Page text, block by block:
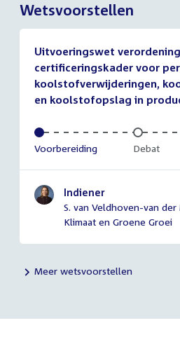
Wetsvoorstellen
Uitvoeringswet verordening
certificeringskader voor
koolstofverwijderingen,
en koolstofopslag in
Voltooid:
Voorbereiding Debat
Indiener
S. van Veldhoven-van
Klimaat en Groene Groei
Meer wetsvoorstellen